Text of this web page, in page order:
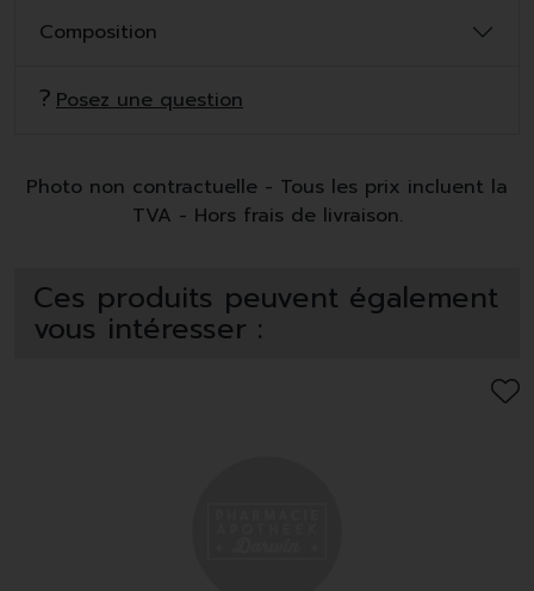
Composition
Posez une question
Photo non contractuelle - Tous les prix incluent la
TVA - Hors frais de livraison.
Ces produits peuvent également
vous intéresser :